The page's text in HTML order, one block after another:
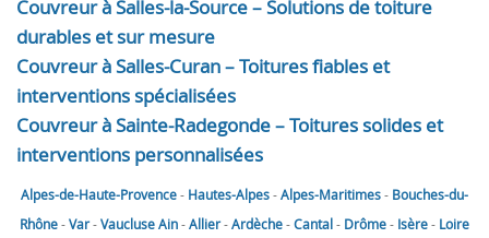
Couvreur à Salles-la-Source – Solutions de toiture
durables et sur mesure
Couvreur à Salles-Curan – Toitures fiables et
interventions spécialisées
Couvreur à Sainte-Radegonde – Toitures solides et
interventions personnalisées
Alpes-de-Haute-Provence- Hautes-Alpes-Alpes-Maritimes- Bouches-du-
Rhône-Var-VaucluseAin-Allier-Ardèche-Cantal- Drôme- Isère- Loire